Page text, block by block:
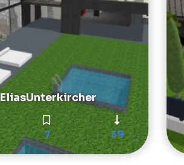
EliasUnterkircher
7 39